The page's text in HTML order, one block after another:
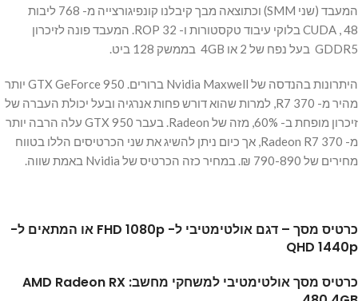
המעבד (שני SMM) וכתוצאה מבך קיבלנו קונפיגורצייה מ- 768 ליבות
CUDA , 48 בלוקי עיבוד טקסטורות ו- 32 ROP. המעבד פונה לזיכרון
GDDR5 בעל נפח של 2 או 4GB בממשק 128 ביט.
היתרונות בהנדסה של Nvidia Maxwell ברורים. GTX GeForce 950 יותר
מהיר מ- R7 370, למרות שהוא דורש פחות אנרגיה ובעל יכולת העברה של
זיכרון מופחת ב- 60%, מזה של Radeon. בעבר GTX 950 עלה הרבה יותר
מ- Radeon R7 370, אך כיום ניתן להשיג את שני הכרטיסים הללו בטווח
מחירים של 790-890 ₪. במחיר כזה הכרטיס של Nvidia באמת שווה.
כרטיס מסך – דגם אולטימטיבי ל- FHD 1080p או המתאים ל-
QHD 1440p
כרטיס מסך אולטימטיבי למשחקי מחשב: AMD Radeon RX